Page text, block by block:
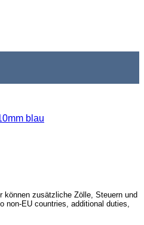
blau
können zusätzliche Zölle, Steuern und
non-EU countries, additional duties,